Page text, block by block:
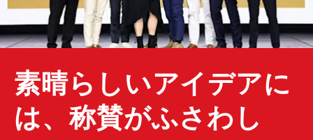
素晴らしいアイデアに
は、称賛がふさわし